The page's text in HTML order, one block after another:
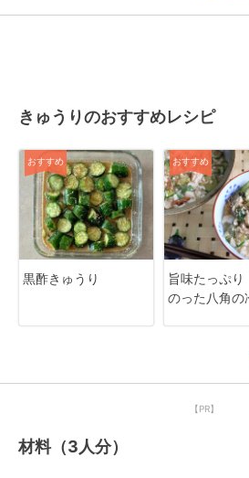
きゅうりのおすすめレシピ
おすすめ
黒酢きゅうり
おすすめ
旨味たっぷり
のった八角の
【PR】
材料（3人分）